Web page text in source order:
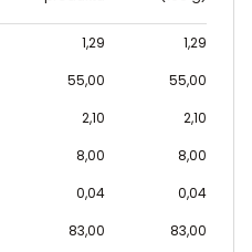
1,29
1,29
55,00
55,00
2,10
2,10
8,00
8,00
0,04
0,04
83,00 83,00